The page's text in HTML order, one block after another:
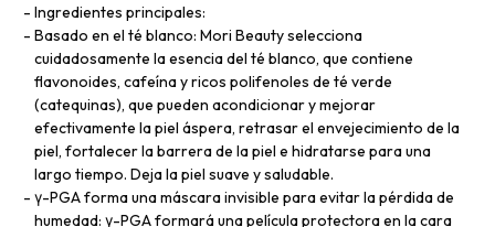
Ingredientes principales:
Basado en el té blanco: Mori Beauty selecciona
cuidadosamente la esencia del té blanco, que contiene
flavonoides, cafeína y ricos polifenoles de té verde
(catequinas), que pueden acondicionar y mejorar
efectivamente la piel áspera, retrasar el envejecimiento de la
piel, fortalecer la barrera de la piel e hidratarse para una
largo tiempo. Deja la piel suave y saludable.
γ-PGA forma una máscara invisible para evitar la pérdida de
humedad: γ-PGA formará una película protectora en la cara